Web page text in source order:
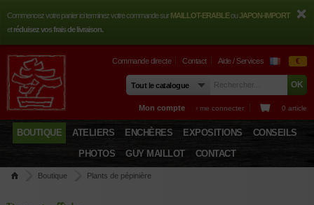
Commencez votre panier ici terminez votre commande surMAILLOT-ERABLEouJAPON-IMPORT
etréduisez vos frais de livraison.
Commande directe Contact Aide / Services €
Mon compte › me connecter 0 article
BOUTIQUE ATELIERS ENCHÈRES EXPOSITIONS
CONSEILS
PHOTOS
GUY MAILLOT CONTACT
Boutique Plants de pépinière